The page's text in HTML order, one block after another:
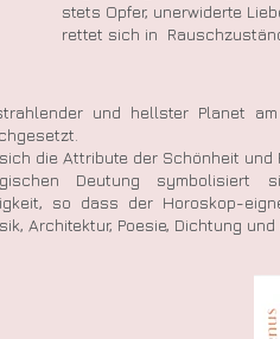
stets Opfer, unerwiderte
rettet sich in
und hellster Planet
die Attribute der Schönheit
Deutung symbolisiert
so dass der Horoskop-
Architektur, Poesie, Dichtung